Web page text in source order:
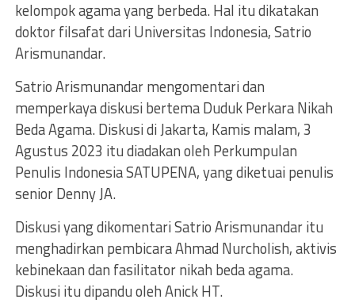
kelompok agama yang berbeda. Hal itu dikatakan
doktor filsafat dari Universitas Indonesia, Satrio
Arismunandar.
Satrio Arismunandar mengomentari dan
memperkaya diskusi bertema Duduk Perkara Nikah
Beda Agama. Diskusi di Jakarta, Kamis malam, 3
Agustus 2023 itu diadakan oleh Perkumpulan
Penulis Indonesia SATUPENA, yang diketuai penulis
senior Denny JA.
Diskusi yang dikomentari Satrio Arismunandar itu
menghadirkan pembicara Ahmad Nurcholish, aktivis
kebinekaan dan fasilitator nikah beda agama.
Diskusi itu dipandu oleh Anick HT.